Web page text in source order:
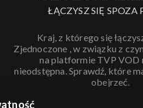
ŁĄCZYSZ SIĘ SPOZA
Kraj, z którego się
Zjednoczone , w związku z
na platformie TVP VOD
nieodstępna. Sprawdź, które
obejrzeć.